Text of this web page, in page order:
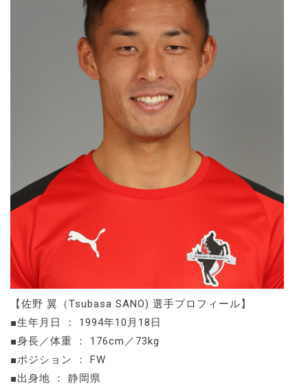
【佐野 翼（Tsubasa SANO) 選手プロフィール】
■生年月日 ： 1994年10月18日
■身長／体重 ： 176cm／73kg
■ポジション ： FW
■出身地 ： 静岡県